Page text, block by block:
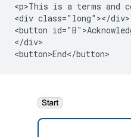
<p>This is a terms and
<div class="long"></div>
<button
</div>